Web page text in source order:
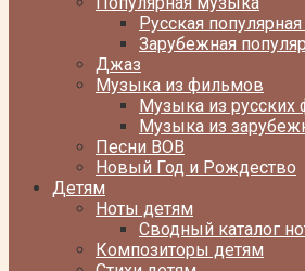
Русская
Зарубежная
Джаз
Музыка из фильмов
Музыка из русских
Музыка из
Песни ВОВ
Новый Год и Рождество
Детям
Ноты детям
Сводный каталог
Композиторы детям